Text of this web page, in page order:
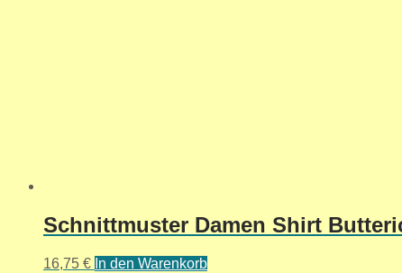
Schnittmuster Damen Shirt
16,75 € In den Warenkorb